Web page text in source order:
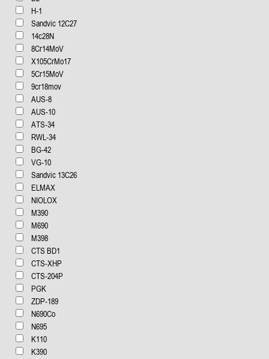
H-1
Sandvic 12C27
14c28N
8Cr14MoV
X105CrMo17
5Cr15MoV
9cr18mov
AUS-8
AUS-10
ATS-34
RWL-34
BG-42
VG-10
Sandvic 13C26
ELMAX
NIOLOX
М390
М690
М398
CTS BD1
CTS-XHP
CTS-204P
PGK
ZDP-189
N690Co
N695
K110
K390